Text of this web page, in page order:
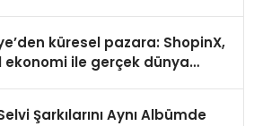
küresel pazara: ShopinX,
ekonomi ile gerçek dünya
Şarkılarını Aynı Albümde